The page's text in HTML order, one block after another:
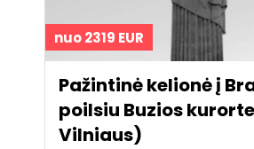
nuo 2319 EUR
Pažintinė kelionė į
poilsiu Buzios
Vilniaus)